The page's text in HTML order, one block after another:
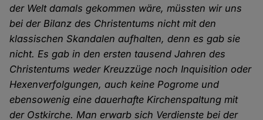
der Welt damals gekommen wäre, müssten wir uns
bei der Bilanz des Christentums nicht mit den
klassischen Skandalen aufhalten, denn es gab sie
nicht. Es gab in den ersten tausend Jahren des
Christentums weder Kreuzzüge noch Inquisition oder
Hexenverfolgungen, auch keine Pogrome und
ebensowenig eine dauerhafte Kirchenspaltung mit
der Ostkirche. Man erwarb sich Verdienste bei der